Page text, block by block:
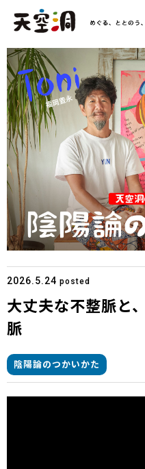
2026.5.24 posted
大丈夫な不整脈と
脈
陰陽論のつかいかた